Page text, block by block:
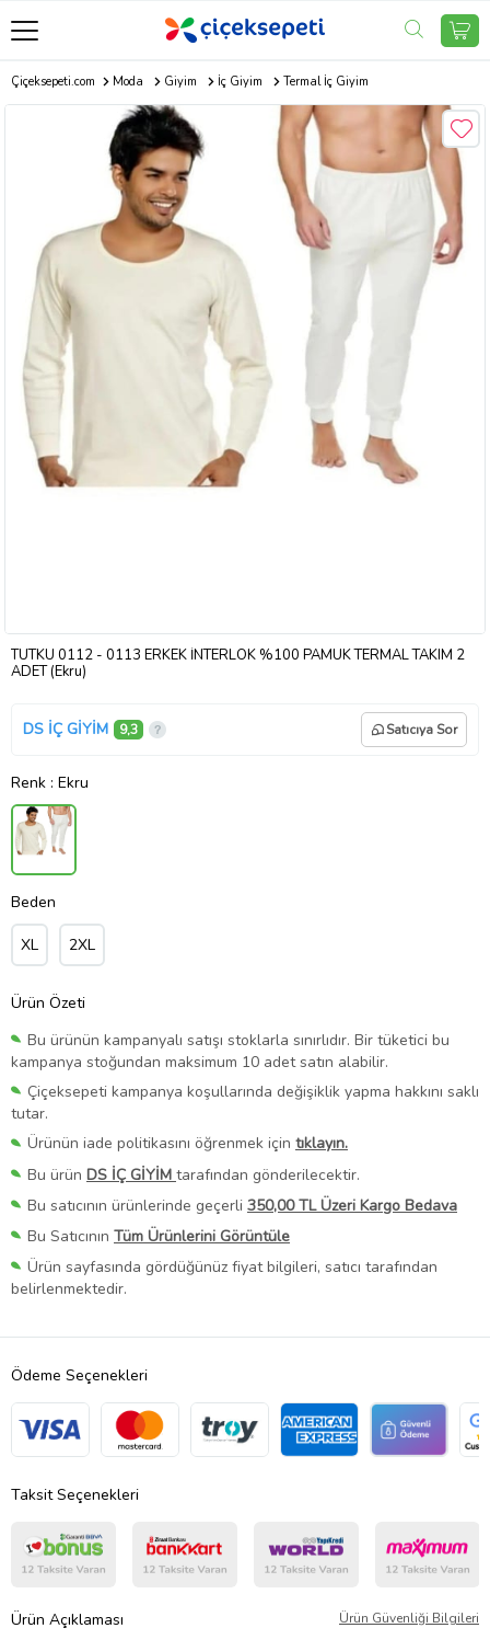
Çiçeksepeti.com Moda Giyim İç Giyim Termal İç Giyim
TUTKU 0112 - 0113 ERKEK İNTERLOK %100 PAMUK TERMAL TAKIM 2
ADET (Ekru)
DS İÇ GİYİM 9,3 Satıcıya Sor
Renk : Ekru
Beden
XL 2XL
Ürün Özeti
Bu ürünün kampanyalı satışı stoklarla sınırlıdır. Bir tüketici bu
kampanya stoğundan maksimum 10 adet satın alabilir.
Çiçeksepeti kampanya koşullarında değişiklik yapma hakkını saklı
tutar.
Ürünün iade politikasını öğrenmek için tıklayın.
Bu ürün DS İÇ GİYİM tarafından gönderilecektir.
Bu satıcının ürünlerinde geçerli 350,00 TL Üzeri Kargo Bedava
Bu Satıcının Tüm Ürünlerini Görüntüle
Ürün sayfasında gördüğünüz fiyat bilgileri, satıcı tarafından
belirlenmektedir.
Ödeme Seçenekleri
Taksit Seçenekleri
Ürün Açıklaması Ürün Güvenliği Bilgileri